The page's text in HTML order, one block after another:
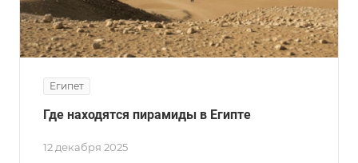
Египет
12 декабря 2025
Где находятся пирамиды в Египте